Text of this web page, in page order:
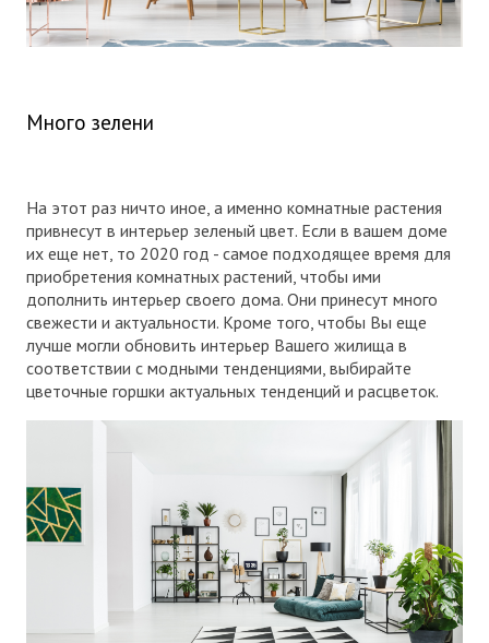
Много зелени
На этот раз ничто иное, а именно комнатные растения
привнесут в интерьер зеленый цвет. Если в вашем доме
их еще нет, то 2020 год - самое подходящее время для
приобретения комнатных растений, чтобы ими
дополнить интерьер своего дома. Они принесут много
свежести и актуальности. Кроме того, чтобы Вы еще
лучше могли обновить интерьер Вашего жилища в
соответствии с модными тенденциями, выбирайте
цветочные горшки актуальных тенденций и расцветок.